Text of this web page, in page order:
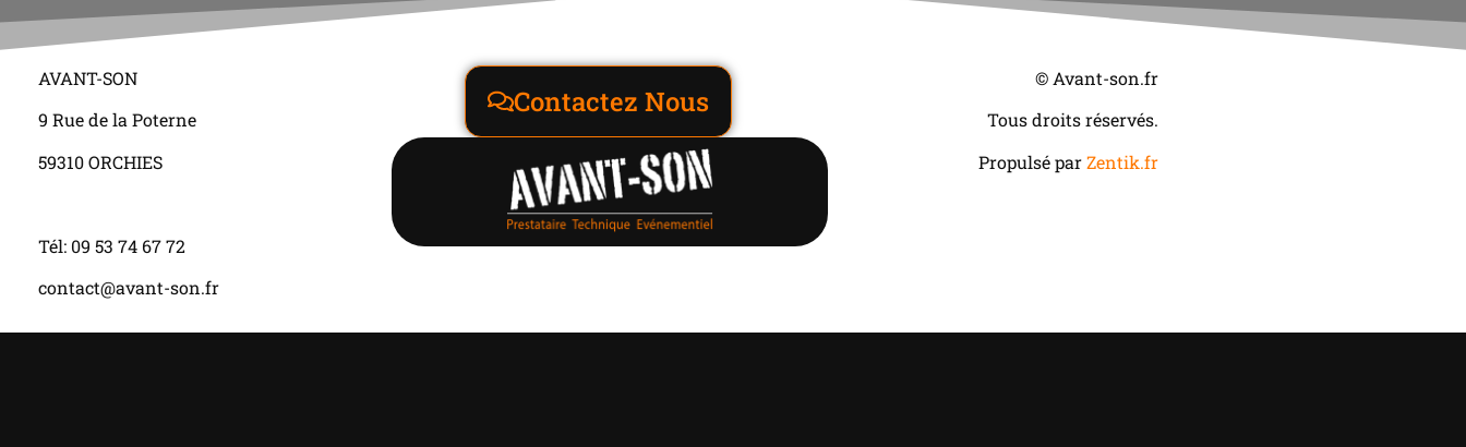
AVANT-SON
9 Rue de la Poterne
59310 ORCHIES
Tél: 09 53 74 67 72
contact@avant-son.fr
Contactez Nous
© Avant-son.fr
Tous droits réservés.
Propulsé parZentik.fr